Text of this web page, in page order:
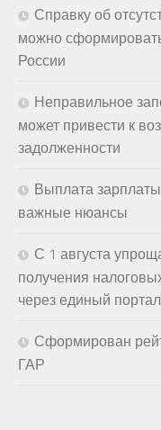
Справку об
можно
России
Неправильное
может привести к
задолженности
Выплата
важные нюансы
С 1 августа
получения
через единый портал
Сформирован
ГАР